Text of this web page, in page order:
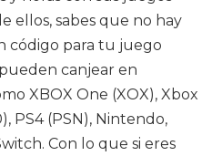
ellos, sabes que no hay
código para tu juego
canjear en
XBOX One (XOX), Xbox
PS4 (PSN), Nintendo,
Con lo que si eres